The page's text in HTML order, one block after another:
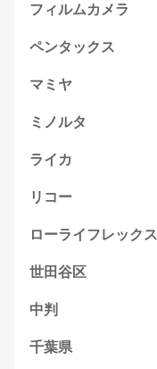
フィルムカメラ
ペンタックス
マミヤ
ミノルタ
ライカ
リコー
ローライフレックス
世田谷区
中判
千葉県